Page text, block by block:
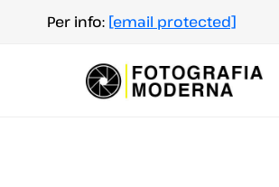
contenuto
Per info: [email protected]